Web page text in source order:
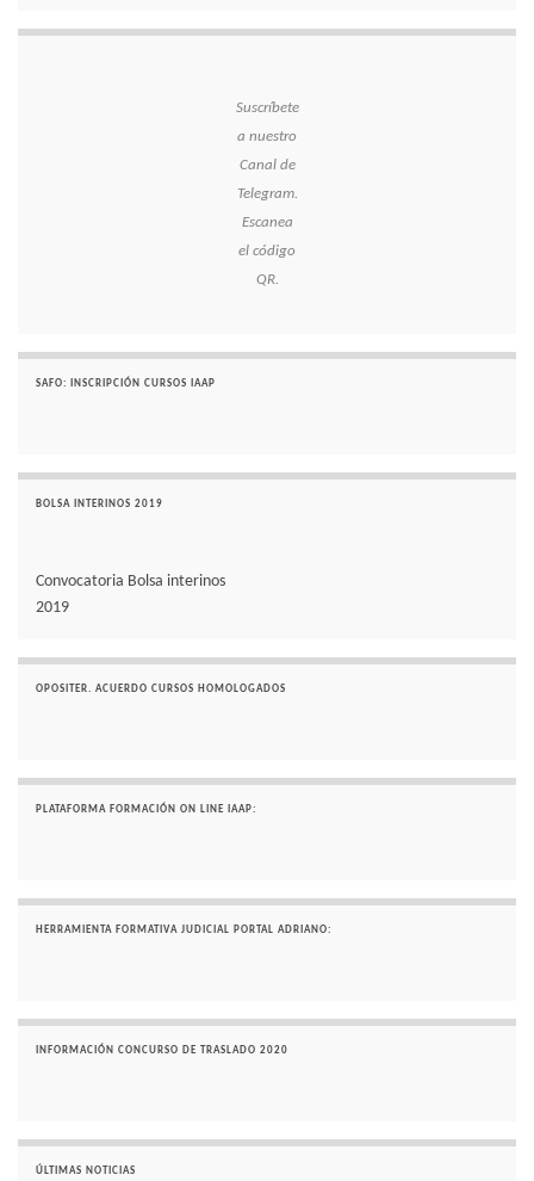
Suscríbete
a nuestro
Canal de
Telegram.
Escanea
el código
QR.
SAFO: INSCRIPCIÓN CURSOS IAAP
BOLSA INTERINOS 2019
Convocatoria Bolsa interinos
2019
OPOSITER. ACUERDO CURSOS HOMOLOGADOS
PLATAFORMA FORMACIÓN ON LINE IAAP:
HERRAMIENTA FORMATIVA JUDICIAL PORTAL ADRIANO:
INFORMACIÓN CONCURSO DE TRASLADO 2020
ÚLTIMAS NOTICIAS